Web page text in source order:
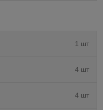
1 шт
4 шт
4 шт